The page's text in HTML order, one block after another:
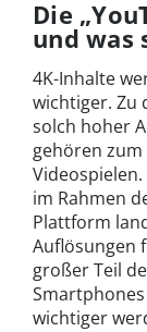
Die
und was
4K-Inhalte
wichtiger. Zu
solch hoher
gehören zum
im Rahmen
Plattform
Auflösungen
großer Teil
wichtiger